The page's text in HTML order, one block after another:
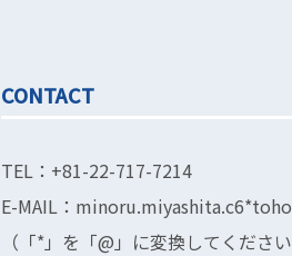
CONTACT
TEL：+81-22-717-7214
E-MAIL：
（「*」を「@」に変換してください